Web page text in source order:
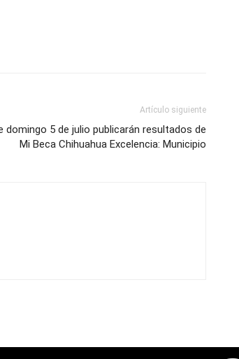
Artículo siguiente
domingo 5 de julio publicarán resultados de
Mi Beca Chihuahua Excelencia: Municipio